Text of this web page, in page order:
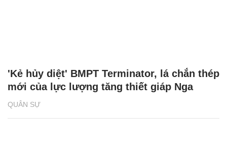
QUÂN SỰ
'Kẻ hủy diệt' BMPT Terminator, lá chắn thép
mới của lực lượng tăng thiết giáp Nga